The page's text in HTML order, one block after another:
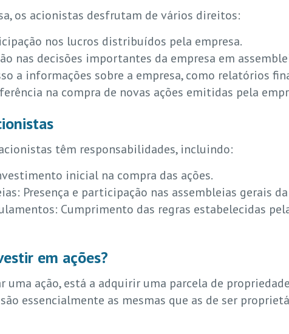
os acionistas desfrutam de vários direitos:
nos lucros distribuídos pela empresa.
nas decisões importantes da empresa em
a informações sobre a empresa, como relatórios
na compra de novas ações emitidas pela
têm responsabilidades, incluindo:
inicial na compra das ações.
Presença e participação nas assembleias gerais
Cumprimento das regras estabelecidas
em ações?
ação, está a adquirir uma parcela de
essencialmente as mesmas que as de ser